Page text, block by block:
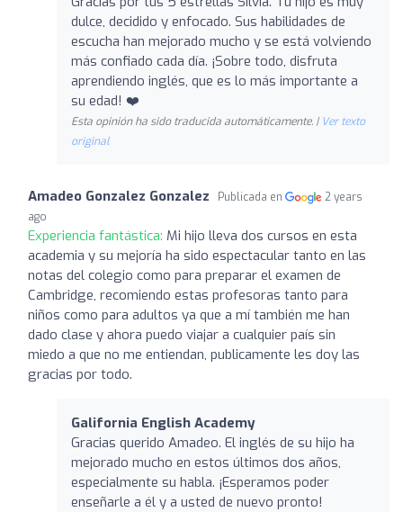
dulce, decidido y enfocado. Sus habilidades de
escucha han mejorado mucho y se está volviendo
más confiado cada día. ¡Sobre todo, disfruta
aprendiendo inglés, que es lo más importante a
su edad! ❤️
Esta opinión ha sido traducida automáticamente. | Ver texto
original
Amadeo Gonzalez Gonzalez Publicada en
2 years
ago
Experiencia fantástica: Mi hijo lleva dos cursos en esta
academia y su mejoría ha sido espectacular tanto en las
notas del colegio como para preparar el examen de
Cambridge, recomiendo estas profesoras tanto para
niños como para adultos ya que a mí también me han
dado clase y ahora puedo viajar a cualquier país sin
miedo a que no me entiendan, publicamente les doy las
gracias por todo.
Galifornia English Academy
Gracias querido Amadeo. El inglés de su hijo ha
mejorado mucho en estos últimos dos años,
especialmente su habla. ¡Esperamos poder
enseñarle a él y a usted de nuevo pronto!